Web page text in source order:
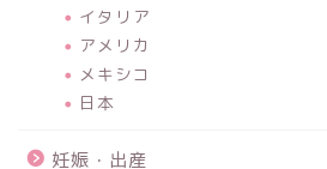
イタリア
アメリカ
メキシコ
日本
妊娠・出産